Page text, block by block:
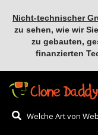
Nicht-technischer
zu sehen, wie wir
zu gebauten,
finanzierten